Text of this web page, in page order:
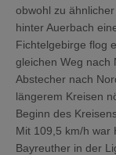
obwohl zu
hinter Auerbach
Fichtelgebirge flog
gleichen Weg nach
Abstecher nach
längerem Kreisen
Beginn des
Mit 109,5 km/h war
Bayreuther in der